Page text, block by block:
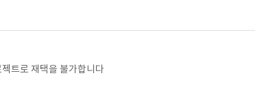
트로 재택을 불가합니다